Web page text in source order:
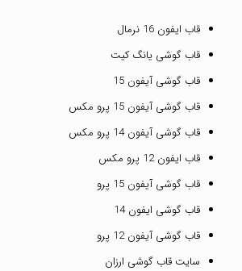
قاب ایفون 16 نرمال
قاب گوشی یانگ کیت
قاب گوشی آیفون 15
قاب گوشی آیفون 15 پرو مکس
قاب گوشی آیفون 14 پرو مکس
قاب ایفون 12 پرو مکس
قاب گوشی آیفون 15 پرو
قاب گوشی ایفون 14
قاب گوشی آیفون 12 پرو
سایت قاب گوشی ارزان